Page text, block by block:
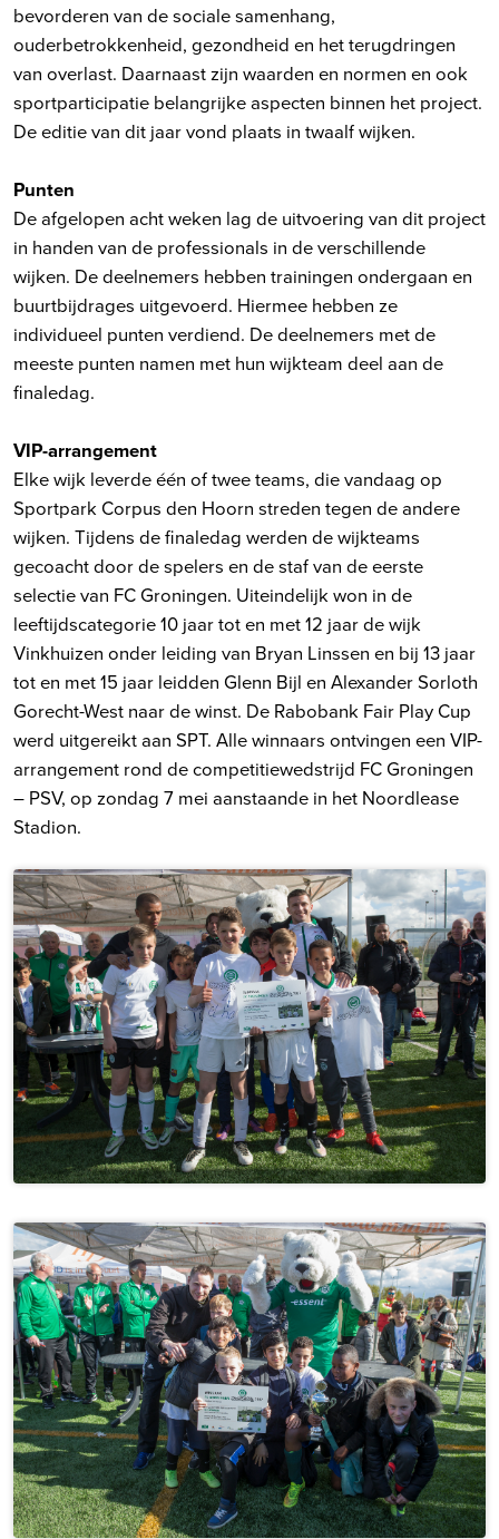
bevorderen van de sociale samenhang,
ouderbetrokkenheid, gezondheid en het terugdringen
van overlast. Daarnaast zijn waarden en normen en ook
sportparticipatie belangrijke aspecten binnen het project.
De editie van dit jaar vond plaats in twaalf wijken.
Punten
De afgelopen acht weken lag de uitvoering van dit project
in handen van de professionals in de verschillende
wijken. De deelnemers hebben trainingen ondergaan en
buurtbijdrages uitgevoerd. Hiermee hebben ze
individueel punten verdiend. De deelnemers met de
meeste punten namen met hun wijkteam deel aan de
finaledag.
VIP-arrangement
Elke wijk leverde één of twee teams, die vandaag op
Sportpark Corpus den Hoorn streden tegen de andere
wijken. Tijdens de finaledag werden de wijkteams
gecoacht door de spelers en de staf van de eerste
selectie van FC Groningen. Uiteindelijk won in de
leeftijdscategorie 10 jaar tot en met 12 jaar de wijk
Vinkhuizen onder leiding van Bryan Linssen en bij 13 jaar
tot en met 15 jaar leidden Glenn Bijl en Alexander Sorloth
Gorecht-West naar de winst. De Rabobank Fair Play Cup
werd uitgereikt aan SPT. Alle winnaars ontvingen een VIP-
arrangement rond de competitiewedstrijd FC Groningen
– PSV, op zondag 7 mei aanstaande in het Noordlease
Stadion.